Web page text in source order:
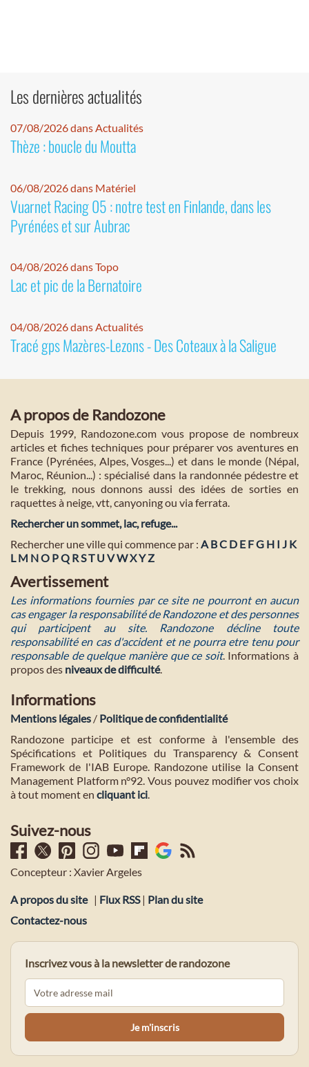
Les dernières actualités
07/08/2026 dans Actualités
Thèze : boucle du Moutta
06/08/2026 dans Matériel
Vuarnet Racing 05 : notre test en Finlande, dans les
Pyrénées et sur Aubrac
04/08/2026 dans Topo
Lac et pic de la Bernatoire
04/08/2026 dans Actualités
Tracé gps Mazères-Lezons - Des Coteaux à la Saligue
A propos de Randozone
Depuis 1999, Randozone.com vous propose de nombreux
articles et fiches techniques pour préparer vos aventures en
France (Pyrénées, Alpes, Vosges...) et dans le monde (Népal,
Maroc, Réunion...) : spécialisé dans la randonnée pédestre et
le trekking, nous donnons aussi des idées de sorties en
raquettes à neige, vtt, canyoning ou via ferrata.
Rechercher un sommet, lac, refuge...
Rechercher une ville qui commence par : A BC D E FG H I J K
L M NO PQ R ST U VWXY Z
Avertissement
Les informations fournies par ce site ne pourront en aucun
cas engager la responsabilité de Randozone et des personnes
qui participent au site. Randozone décline toute
responsabilité en cas d'accident et ne pourra etre tenu pour
responsable de quelque manière que ce soit. Informations à
propos des niveaux de difficulté.
Informations
Mentions légales / Politique de confidentialité
Randozone participe et est conforme à l'ensemble des
Spécifications et Politiques du Transparency & Consent
Framework de l'IAB Europe. Randozone utilise la Consent
Management Platform n°92. Vous pouvez modifier vos choix
à tout moment en cliquant ici
Suivez-nous
Concepteur : Xavier Argeles
A propos du site | Flux RSS| Plan du site
Contactez-nous
Inscrivez vous à la newsletter de randozone